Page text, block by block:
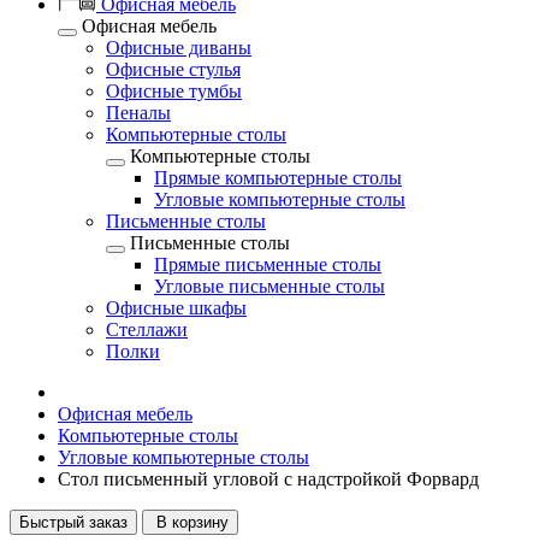
Офисная мебель
Офисная мебель
Офисные диваны
Офисные стулья
Офисные тумбы
Пеналы
Компьютерные столы
Компьютерные столы
Прямые компьютерные столы
Угловые компьютерные столы
Письменные столы
Письменные столы
Прямые письменные столы
Угловые письменные столы
Офисные шкафы
Стеллажи
Полки
Офисная мебель
Компьютерные столы
Угловые компьютерные столы
Стол письменный угловой с надстройкой Форвард
Быстрый заказ В корзину